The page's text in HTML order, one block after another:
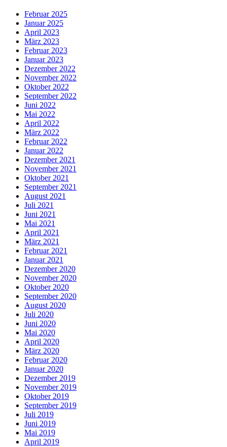
Februar 2025
Januar 2025
April 2023
März 2023
Februar 2023
Januar 2023
Dezember 2022
November 2022
Oktober 2022
September 2022
Juni 2022
Mai 2022
April 2022
März 2022
Februar 2022
Januar 2022
Dezember 2021
November 2021
Oktober 2021
September 2021
August 2021
Juli 2021
Juni 2021
Mai 2021
April 2021
März 2021
Februar 2021
Januar 2021
Dezember 2020
November 2020
Oktober 2020
September 2020
August 2020
Juli 2020
Juni 2020
Mai 2020
April 2020
März 2020
Februar 2020
Januar 2020
Dezember 2019
November 2019
Oktober 2019
September 2019
Juli 2019
Juni 2019
Mai 2019
April 2019